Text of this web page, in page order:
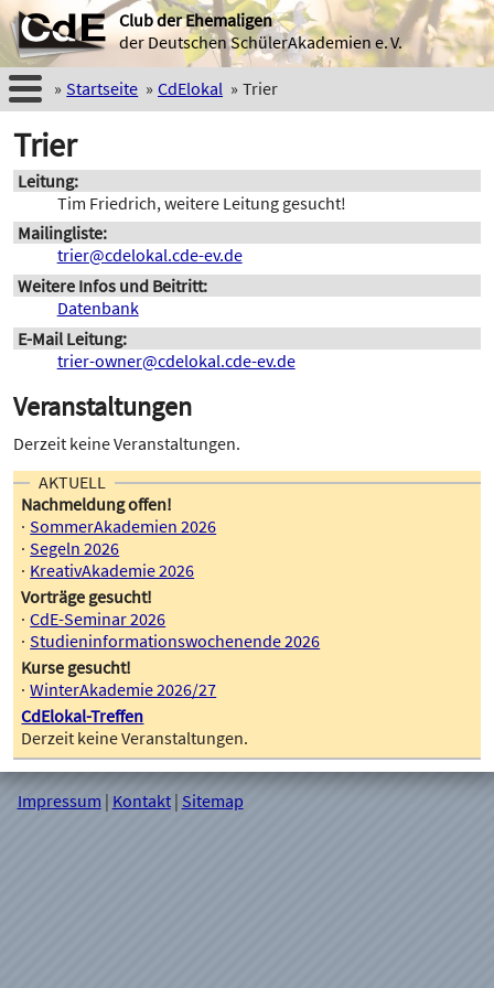
Club der Ehemaligen
der Deutschen SchülerAkademien e. V.
Startseite CdElokal Trier
Trier
Leitung
Tim Friedrich, weitere Leitung gesucht!
Mailingliste
trier@cdelokal.cde-ev.de
Weitere Infos und Beitritt
Datenbank
E-Mail Leitung
trier-owner@cdelokal.cde-ev.de
Veranstaltungen
Derzeit keine Veranstaltungen.
AKTUELL
Nachmeldung offen!
SommerAkademien 2026
Segeln 2026
KreativAkademie 2026
Vorträge gesucht!
CdE-Seminar 2026
Studieninformationswochenende 2026
Kurse gesucht!
WinterAkademie 2026/27
CdElokal-Treffen
Derzeit keine Veranstaltungen.
Impressum | Kontakt| Sitemap